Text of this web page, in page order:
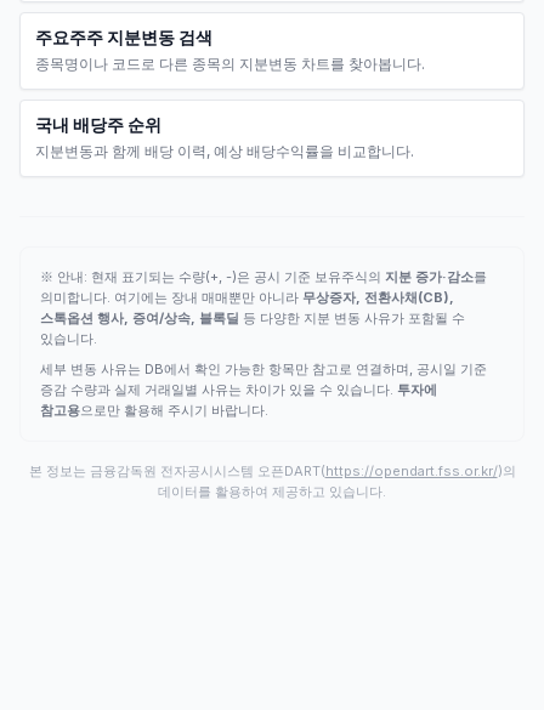
주요주주 지분변동 검색
종목명이나 코드로 다른 종목의 지분변동 차트를 찾아봅니다.
국내 배당주 순위
지분변동과 함께 배당 이력, 예상 배당수익률을 비교합니다.
※ 안내: 현재 표기되는 수량(+, -)은 공시 기준 보유주식의 지분 증가·감소를
의미합니다. 여기에는 장내 매매뿐만 아니라 무상증자, 전환사채(CB),
스톡옵션 행사, 증여/상속, 블록딜 등 다양한 지분 변동 사유가 포함될 수
있습니다.
세부 변동 사유는 DB에서 확인 가능한 항목만 참고로 연결하며, 공시일 기준
증감 수량과 실제 거래일별 사유는 차이가 있을 수 있습니다. 투자에
참고용으로만 활용해 주시기 바랍니다.
본 정보는 금융감독원 전자공시시스템 오픈DART(https://opendart.fss.or.kr/)의
데이터를 활용하여 제공하고 있습니다.